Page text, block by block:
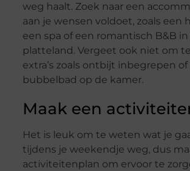
weg haalt. Zoek naar een
aan je wensen voldoet, zoals een
een spa of een romantisch B&B
platteland. Vergeet ook niet om
extra’s zoals ontbijt inbegrepen of
bubbelbad op de kamer.
Maak een
Het is leuk om te weten wat je
tijdens je weekendje weg, dus
activiteitenplan om ervoor te